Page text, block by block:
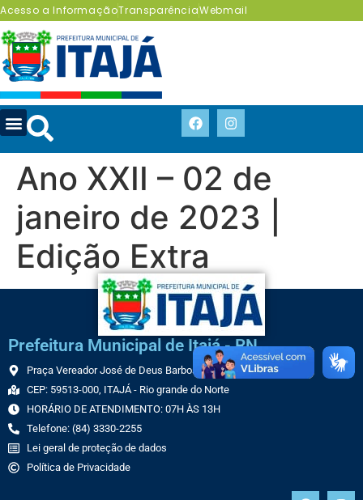
Acesso a InformaçãoTransparênciaWebmail
Ano XXII – 02 de
janeiro de 2023 |
Edição Extra
Prefeitura Municipal de Itajá - RN
Praça Vereador José de Deus Barbosa, 70 CENTRO
CEP: 59513-000, ITAJÁ - Rio grande do Norte
HORÁRIO DE ATENDIMENTO: 07H ÀS 13H
Telefone: (84) 3330-2255
Lei geral de proteção de dados
Política de Privacidade